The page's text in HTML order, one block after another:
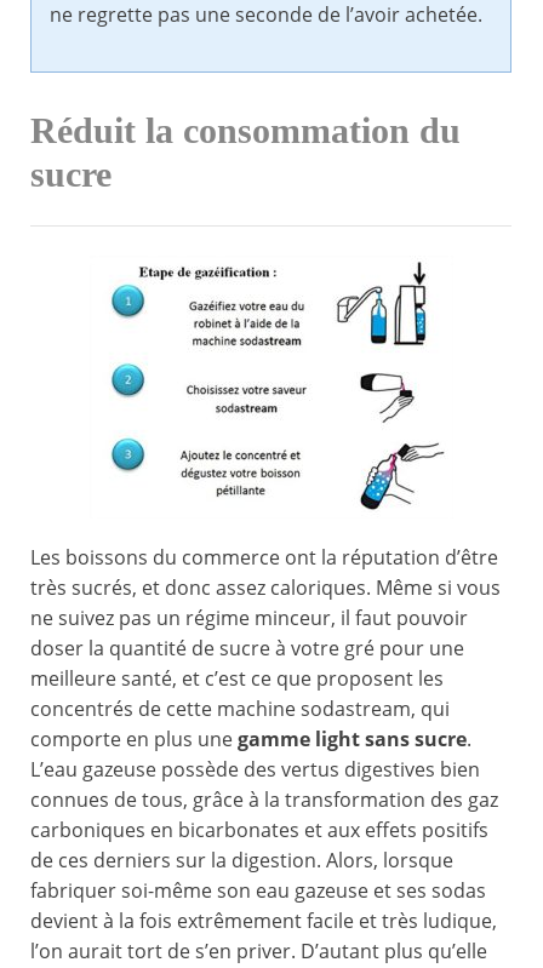
ne regrette pas une seconde de l’avoir achetée.
Réduit la consommation du
sucre
Les boissons du commerce ont la réputation d’être
très sucrés, et donc assez caloriques. Même si vous
ne suivez pas un régime minceur, il faut pouvoir
doser la quantité de sucre à votre gré pour une
meilleure santé, et c’est ce que proposent les
concentrés de cette machine sodastream, qui
comporte en plus unegamme light sans sucre.
L’eau gazeuse possède des vertus digestives bien
connues de tous, grâce à la transformation des gaz
carboniques en bicarbonates et aux effets positifs
de ces derniers sur la digestion. Alors, lorsque
fabriquer soi-même son eau gazeuse et ses sodas
devient à la fois extrêmement facile et très ludique,
l’on aurait tort de s’en priver. D’autant plus qu’elle